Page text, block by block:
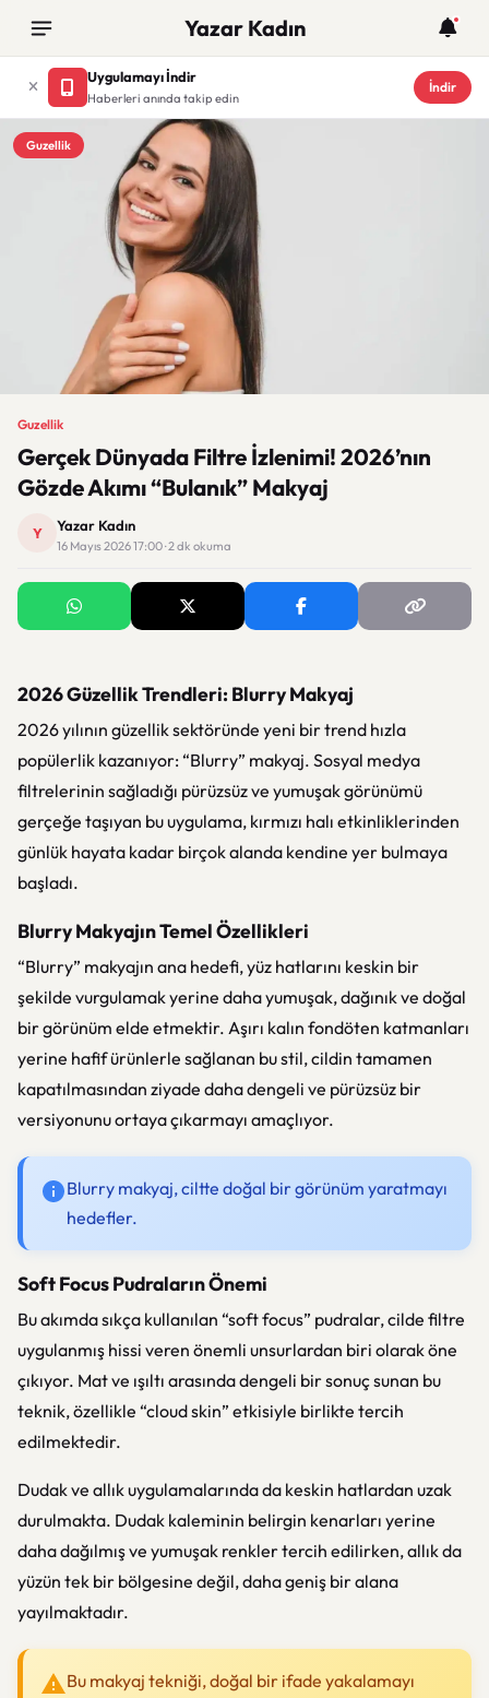
Yazar Kadın
Uygulamayı İndir
Haberleri anında takip edin
İndir
Guzellik
Guzellik
Gerçek Dünyada Filtre İzlenimi! 2026’nın
Gözde Akımı “Bulanık” Makyaj
Y Yazar Kadın
16 Mayıs 2026 17:00 · 2 dk okuma
2026 Güzellik Trendleri: Blurry Makyaj
2026 yılının güzellik sektöründe yeni bir trend hızla
popülerlik kazanıyor: “Blurry” makyaj. Sosyal medya
filtrelerinin sağladığı pürüzsüz ve yumuşak görünümü
gerçeğe taşıyan bu uygulama, kırmızı halı etkinliklerinden
günlük hayata kadar birçok alanda kendine yer bulmaya
başladı.
Blurry Makyajın Temel Özellikleri
“Blurry” makyajın ana hedefi, yüz hatlarını keskin bir
şekilde vurgulamak yerine daha yumuşak, dağınık ve doğal
bir görünüm elde etmektir. Aşırı kalın fondöten katmanları
yerine hafif ürünlerle sağlanan bu stil, cildin tamamen
kapatılmasından ziyade daha dengeli ve pürüzsüz bir
versiyonunu ortaya çıkarmayı amaçlıyor.
Blurry makyaj, ciltte doğal bir görünüm yaratmayı
hedefler.
Soft Focus Pudraların Önemi
Bu akımda sıkça kullanılan “soft focus” pudralar, cilde filtre
uygulanmış hissi veren önemli unsurlardan biri olarak öne
çıkıyor. Mat ve ışıltı arasında dengeli bir sonuç sunan bu
teknik, özellikle “cloud skin” etkisiyle birlikte tercih
edilmektedir.
Dudak ve allık uygulamalarında da keskin hatlardan uzak
durulmakta. Dudak kaleminin belirgin kenarları yerine
daha dağılmış ve yumuşak renkler tercih edilirken, allık da
yüzün tek bir bölgesine değil, daha geniş bir alana
yayılmaktadır.
Bu makyaj tekniği, doğal bir ifade yakalamayı